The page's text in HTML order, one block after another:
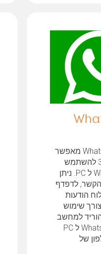
היישום Whatsapp 2.0 מאפשר
למשתמשי גריד 3 להשתמש
בתוכנה Whatsapp ל PC. ניתן
הקשר, לדפדף
הודעות
שימוש
למחשב
את התוכנה Whatsapp ל PC
של